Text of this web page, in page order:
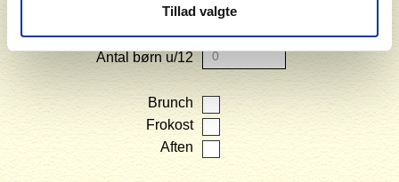
Tillad valgte
Antal voksne*
Antal børn u/12
Brunch
Frokost
Aften